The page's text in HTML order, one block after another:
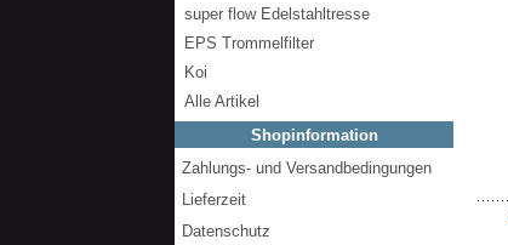
super flow Edelstahltresse
EPS Trommelfilter
Koi
Alle Artikel
Shopinformation
Zahlungs- und Versandbedingungen
Lieferzeit
Datenschutz